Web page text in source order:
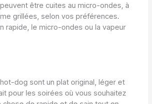
être cuites au micro-ondes, à
grillées, selon vos préférences.
rapide, le micro-ondes ou la vapeur
dog sont un plat original, léger et
pour les soirées où vous souhaitez